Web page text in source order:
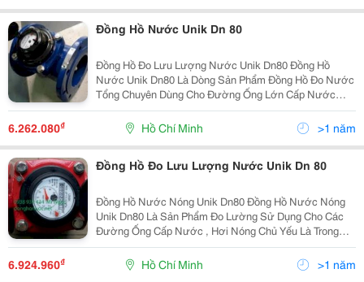
Đồng Hồ Nước Unik Dn 80
Đồng Hồ Đo Lưu Lượng Nước Unik Dn80 Đồng Hồ
Nước Unik Dn80 Là Dòng Sản Phẩm Đồng Hồ Đo Nước
Tổng Chuyên Dùng Cho Đường Ống Lớn Cấp Nước
Của Các Tòa Nhà , Chung Cư , Đường Ống Nước Sạch
Chính Của Quận , Huyện Hoặc Dùng Làm Đồng Hồ Đo
Lưu Lượng Nước
6.262.080₫ Hồ Chí Minh >1 năm
Đồng Hồ Đo Lưu Lượng Nước Unik Dn 80
Đồng Hồ Nước Nóng Unik Dn80 Đồng Hồ Nước Nóng
Unik Dn80 Là Sản Phẩm Đo Lường Sử Dụng Cho Các
Đường Ống Cấp Nước , Hơi Nóng Chủ Yếu Là Trong
Các Nhà Máy Và Xí Nghiệp Dệt , Hóa Chất . Đồng Hồ
Nước Nóng Unik Dn80 Size : Dn80 Kết Nối : Bíc
6.924.960₫ Hồ Chí Minh >1 năm